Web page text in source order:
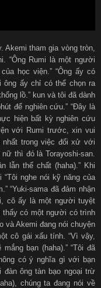
Akemi tham gia vòng tròn,
“Ông Rumi là một người
học viện.” “Ông ấy có
ông ấy chỉ có thể chọn ra
lồ.” kun và tôi đã dành
để nghiên cứu.” “Đây là
hiện bất kỳ nghiên cứu
với Rumi trước, xin vui
nhất trong việc đối xử với
thì đó là Torayoshi-san.
lẫn thể chất (haha).” Khi
nghe nói kỹ năng của
“Yuki-sama đã đảm nhận
cô ấy là một người tuyệt
có một người có trình
và Akemi đang nói chuyện
cô gái xấu tính. “Vì vậy,
bạn (haha).” “Tôi đã
có ý nghĩa gì với bạn
ông tàn bạo ngoại trừ
chúng ta đang nói về